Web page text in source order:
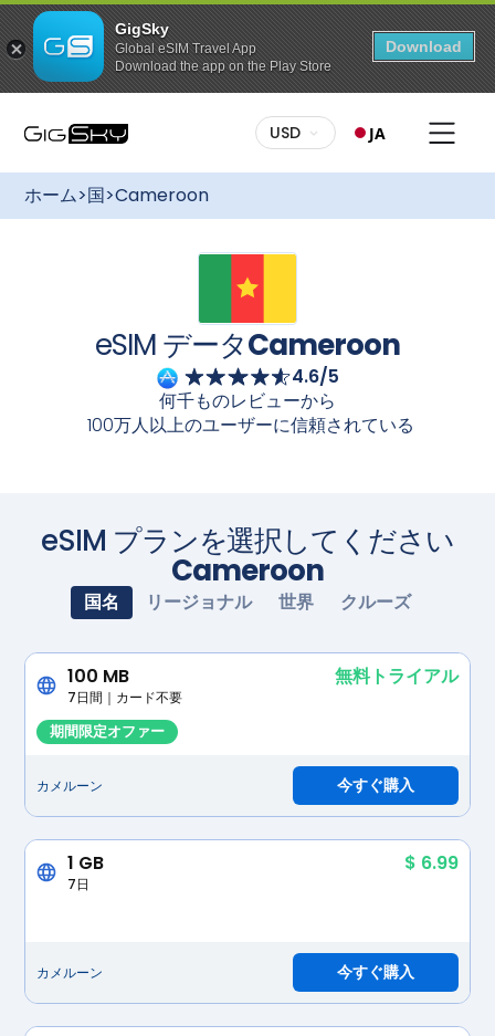
GigSky
Global eSIM Travel App
Download the app on the Play Store
Download
このプランを購入するには
豊富なプラン：
あなたにぴったりのプランをお選びくださ
い。データ量制限付きプランでも、無制限プランでも、
国際eSIMなら、ローミング料金を気にせず、快適にインタ
ーネットに接続できます
GigSkyのご利用開始は簡単です。デ
るか、メールの指示に従ってQRコードからダウンロードし
高く、安定したインターネット接続をお楽しみください
Cameroon
柔軟なアクティベーション：ご旅行の計画はお早めに！ご
旅行前にデータプランを購入し、eSIMをインストールして
ください。ご到着後、eSIMの電源を入れると自動的にアク
ティベートされます。シームレスな接続をお楽しみくださ
無料のグローバルデータプラン
最大3GBのデータ通信 / 175カ国以上で利用可能
特定の国・地域向けのデータ使い放題プラン
すべてのプランが最大30%オフ
陸でも海でも楽しめる、常時適用される割引
USD JA
ホーム>国>Cameroon
eSIM データCameroon
4.6/5
何千ものレビューから
100万人以上のユーザーに信頼されている
eSIM プランを選択してください
Cameroon
国名 リージョナル 世界 クルーズ
100 MB 無料トライアル
7日間｜カード不要
期間限定オファー
カメルーン 今すぐ購入
1 GB $ 6.99
7日
カメルーン 今すぐ購入